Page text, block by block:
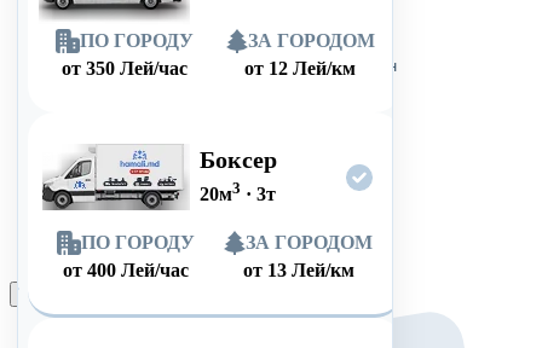
ПО ГОРОДУ
от 350 Лей/час
ЗА ГОРОДОМ
от 12 Лей/км
Боксер
20м3 · 3т
ПО ГОРОДУ
от 400 Лей/час
ЗА ГОРОДОМ
от 13 Лей/км
Оформить заказ